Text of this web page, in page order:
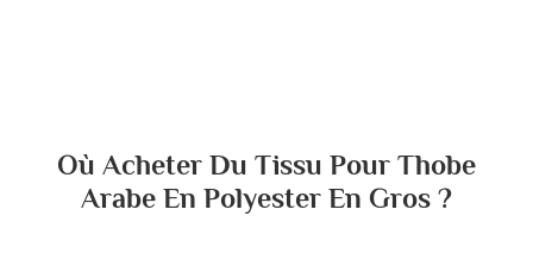
Où Acheter Du Tissu Pour Thobe
Arabe En Polyester En Gros ?